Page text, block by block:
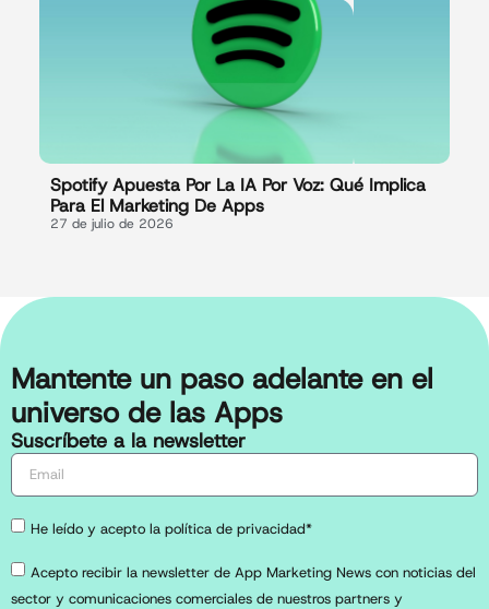
Spotify Apuesta Por La IA Por Voz: Qué Implica
Para El Marketing De Apps
27 de julio de 2026
Mantente un paso adelante en el
universo de las Apps
Suscríbete a la newsletter
He leído y acepto la política de privacidad*
Acepto recibir la newsletter de App Marketing News con noticias del
sector y comunicaciones comerciales de nuestros partners y